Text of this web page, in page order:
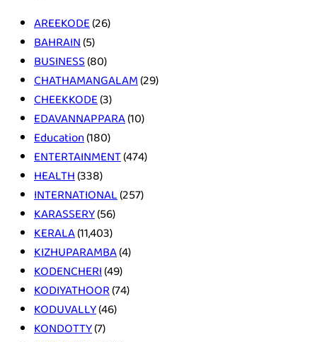
AREEKODE(26)
BAHRAIN(5)
BUSINESS(80)
CHATHAMANGALAM(29)
CHEEKKODE(3)
EDAVANNAPPARA(10)
Education(180)
ENTERTAINMENT(474)
HEALTH(338)
INTERNATIONAL(257)
KARASSERY(56)
KERALA(11,403)
KIZHUPARAMBA(4)
KODENCHERI(49)
KODIYATHOOR(74)
KODUVALLY(46)
KONDOTTY(7)